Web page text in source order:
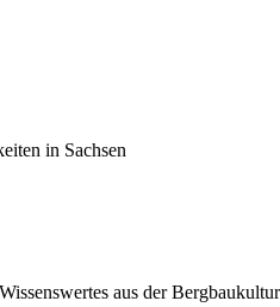
in Sachsen
aus der